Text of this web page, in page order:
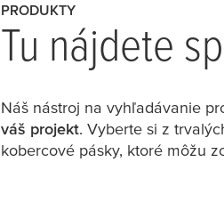
PRODUKTY
Tu nájdete
Náš nástroj na vyhľadávanie
váš projekt. Vyberte si z
kobercové pásky, ktoré môžu